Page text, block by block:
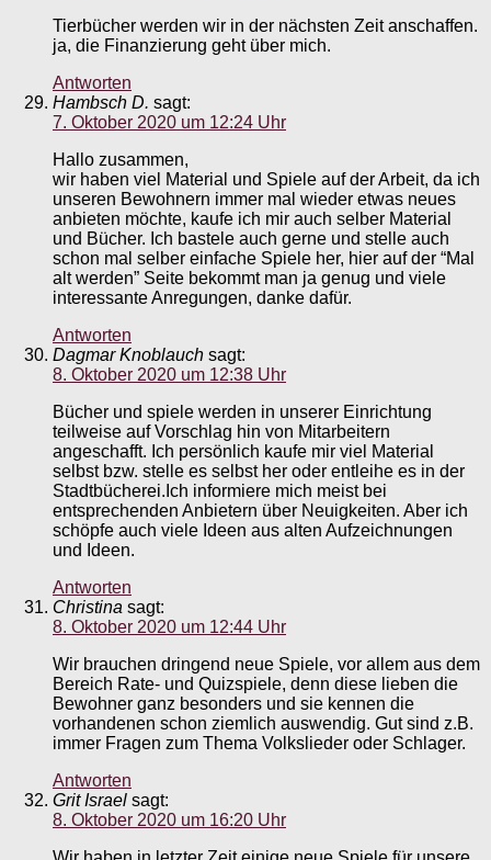
Tierbücher werden wir in der nächsten Zeit anschaffen.
ja, die Finanzierung geht über mich.
Antworten
Hambsch D. sagt:
7. Oktober 2020 um 12:24 Uhr
Hallo zusammen,
wir haben viel Material und Spiele auf der Arbeit, da ich
unseren Bewohnern immer mal wieder etwas neues
anbieten möchte, kaufe ich mir auch selber Material
und Bücher. Ich bastele auch gerne und stelle auch
schon mal selber einfache Spiele her, hier auf der “Mal
alt werden” Seite bekommt man ja genug und viele
interessante Anregungen, danke dafür.
Antworten
Dagmar Knoblauch sagt:
8. Oktober 2020 um 12:38 Uhr
Bücher und spiele werden in unserer Einrichtung
teilweise auf Vorschlag hin von Mitarbeitern
angeschafft. Ich persönlich kaufe mir viel Material
selbst bzw. stelle es selbst her oder entleihe es in der
Stadtbücherei.Ich informiere mich meist bei
entsprechenden Anbietern über Neuigkeiten. Aber ich
schöpfe auch viele Ideen aus alten Aufzeichnungen
und Ideen.
Antworten
Christina sagt:
8. Oktober 2020 um 12:44 Uhr
Wir brauchen dringend neue Spiele, vor allem aus dem
Bereich Rate- und Quizspiele, denn diese lieben die
Bewohner ganz besonders und sie kennen die
vorhandenen schon ziemlich auswendig. Gut sind z.B.
immer Fragen zum Thema Volkslieder oder Schlager.
Antworten
Grit Israel sagt:
8. Oktober 2020 um 16:20 Uhr